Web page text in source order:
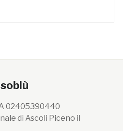
02405390440
di Ascoli Piceno il